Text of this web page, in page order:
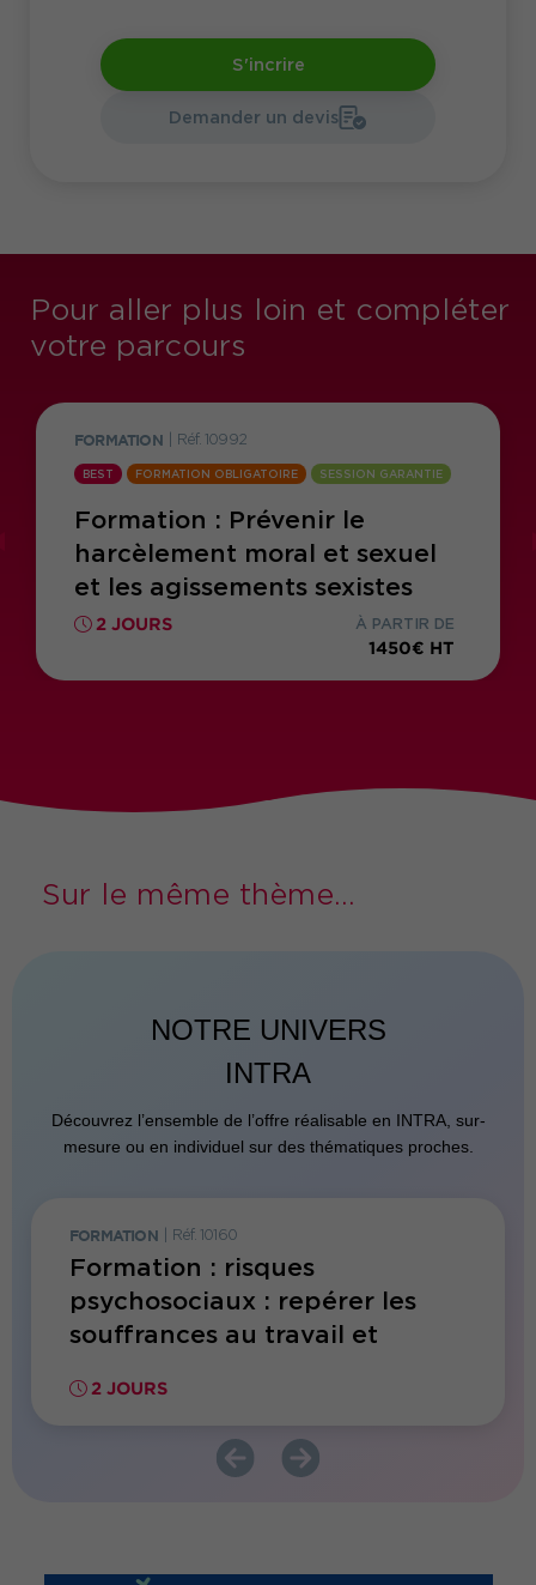
S'incrire
Demander un devis
Pour aller plus loin et compléter
votre parcours
FORMATION Réf. 10992
BEST FORMATION OBLIGATOIRE SESSION GARANTIE
Formation : Prévenir le
harcèlement moral et sexuel
et les agissements sexistes
2 JOURS À PARTIR DE
1450€ HT
Sur le même thème...
NOTRE UNIVERS
INTRA
Découvrez l’ensemble de l’offre réalisable en INTRA, sur-
mesure ou en individuel sur des thématiques proches.
FORMATION Réf. 10160
Formation : risques
psychosociaux : repérer les
souffrances au travail et
fragilisés
2 JOURS